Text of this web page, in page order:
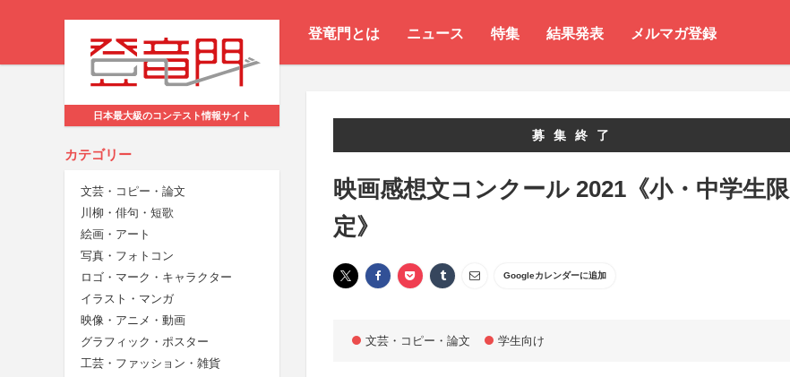
登竜門とは ニュース 特集 結果発表 メルマガ登録
日本最大級のコンテスト情報サイト
カテゴリー
文芸・コピー・論文
川柳・俳句・短歌
絵画・アート
写真・フォトコン
ロゴ・マーク・キャラクター
イラスト・マンガ
映像・アニメ・動画
グラフィック・ポスター
工芸・ファッション・雑貨
募集終了
映画感想文コンクール 2021《小・中学生限
定》
Googleカレンダーに追加
文芸・コピー・論文 学生向け